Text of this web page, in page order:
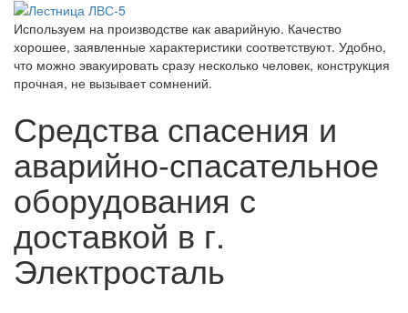
Используем на производстве как аварийную. Качество
хорошее, заявленные характеристики соответствуют. Удобно,
что можно эвакуировать сразу несколько человек, конструкция
прочная, не вызывает сомнений.
Средства спасения и
аварийно-спасательное
оборудования с
доставкой в г.
Электросталь